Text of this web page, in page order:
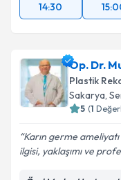
14:30
Op. Dr.
Plastik
Sakarya,
5 (1
Karın germe
ilgisi, yaklaşımı ve